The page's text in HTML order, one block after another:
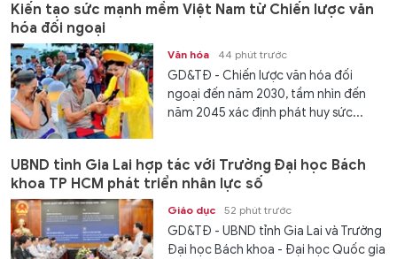
Kiến tạo sức mạnh mềm Việt Nam từ Chiến lược văn
hóa đối ngoại
Văn hóa 44 phút trước
GD&TĐ - Chiến lược văn hóa đối
ngoại đến năm 2030, tầm nhìn đến
năm 2045 xác định phát huy sức...
UBND tỉnh Gia Lai hợp tác với Trường Đại học Bách
khoa TP HCM phát triển nhân lực số
Giáo dục 52 phút trước
GD&TĐ - UBND tỉnh Gia Lai và Trường
Đại học Bách khoa - Đại học Quốc gia